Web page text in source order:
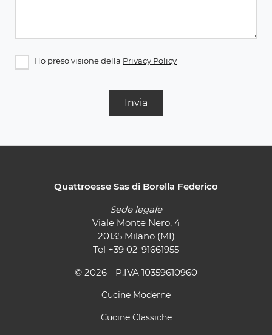
Ho preso visione della Privacy Policy
Invia
Quattroesse Sas di Borella Federico
Sede legale
Viale Monte Nero, 4
20135 Milano (MI)
Tel +39 02-91661955
© 2026 - P.IVA 10359610960
Cucine Moderne
Cucine Classiche